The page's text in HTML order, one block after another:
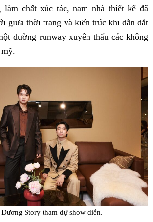
làm chất xúc tác, nam nhà thiết kế đã
giữa thời trang và kiến trúc khi dẫn dắt
đường runway xuyên thấu các không
Story tham dự show diễn.